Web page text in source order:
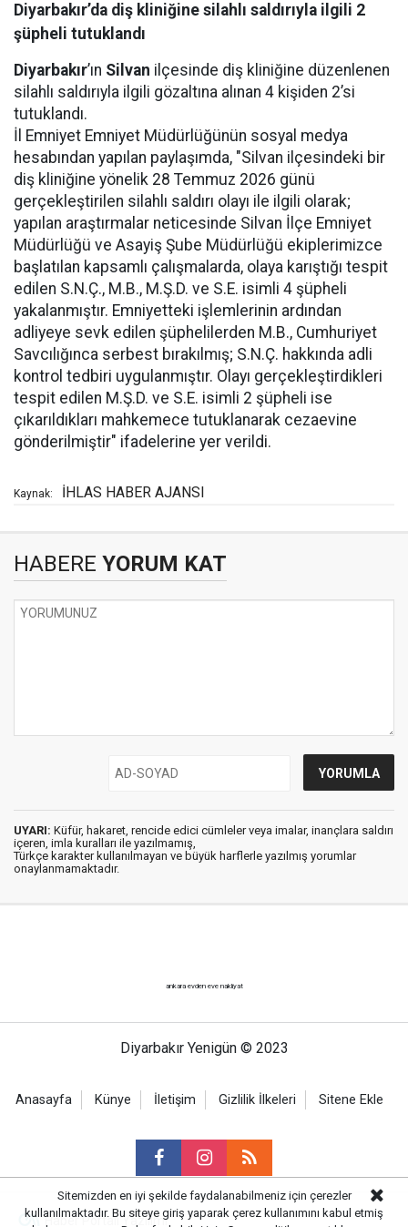
Diyarbakır’da diş kliniğine silahlı saldırıyla ilgili 2
şüpheli tutuklandı
Diyarbakır’ın Silvan ilçesinde diş kliniğine düzenlenen
silahlı saldırıyla ilgili gözaltına alınan 4 kişiden 2’si
tutuklandı.
İl Emniyet Emniyet Müdürlüğünün sosyal medya
hesabından yapılan paylaşımda, "Silvan ilçesindeki bir
diş kliniğine yönelik 28 Temmuz 2026 günü
gerçekleştirilen silahlı saldırı olayı ile ilgili olarak;
yapılan araştırmalar neticesinde Silvan İlçe Emniyet
Müdürlüğü ve Asayiş Şube Müdürlüğü ekiplerimizce
başlatılan kapsamlı çalışmalarda, olaya karıştığı tespit
edilen S.N.Ç., M.B., M.Ş.D. ve S.E. isimli 4 şüpheli
yakalanmıştır. Emniyetteki işlemlerinin ardından
adliyeye sevk edilen şüphelilerden M.B., Cumhuriyet
Savcılığınca serbest bırakılmış; S.N.Ç. hakkında adli
kontrol tedbiri uygulanmıştır. Olayı gerçekleştirdikleri
tespit edilen M.Ş.D. ve S.E. isimli 2 şüpheli ise
çıkarıldıkları mahkemece tutuklanarak cezaevine
gönderilmiştir" ifadelerine yer verildi.
Kaynak: İHLAS HABER AJANSI
HABERE YORUM KAT
UYARI: Küfür, hakaret, rencide edici cümleler veya imalar, inançlara saldırı
içeren, imla kuralları ile yazılmamış,
Türkçe karakter kullanılmayan ve büyük harflerle yazılmış yorumlar
onaylanmamaktadır.
ankara evden eve nakliyat
Diyarbakır Yenigün © 2023
Anasayfa Künye İletişim Gizlilik İlkeleri Sitene Ekle
Haber Portalı Yazılımı
Sitemizden en iyi şekilde faydalanabilmeniz için çerezler
kullanılmaktadır. Bu siteye giriş yaparak çerez kullanımını kabul etmiş